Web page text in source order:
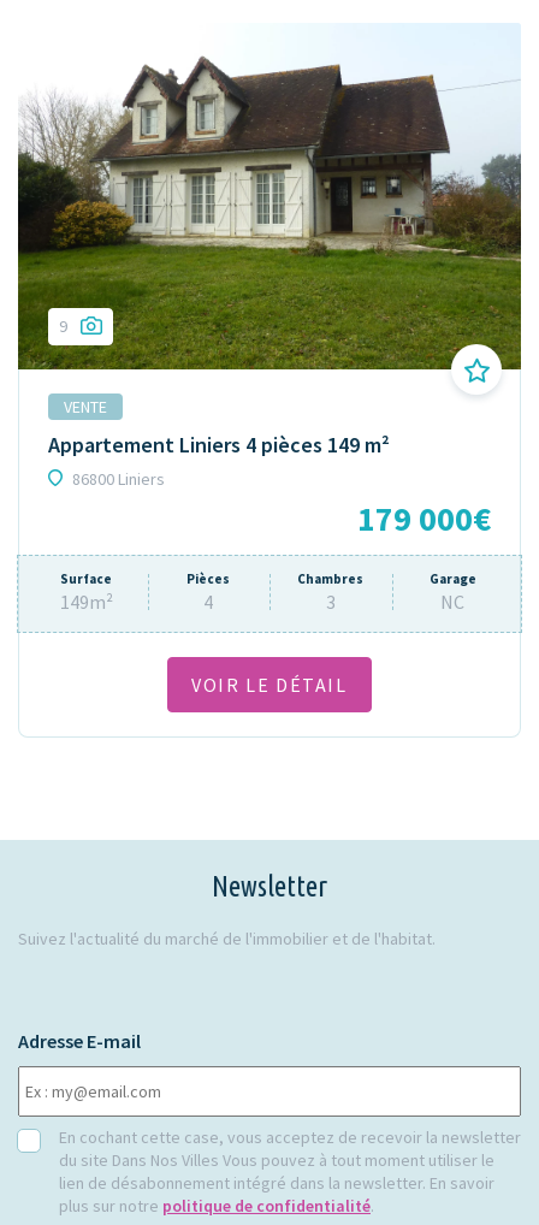
9
VENTE
Appartement Liniers 4 pièces 149 m²
86800 Liniers
179 000€
Surface
149m²
Pièces
4
Chambres
3
Garage
NC
VOIR LE DÉTAIL
Newsletter
Suivez l'actualité du marché de l'immobilier et de l'habitat.
Adresse E-mail
RGPDEn cochant cette case, vous acceptez de recevoir la newsletter
du site Dans Nos Villes Vous pouvez à tout moment utiliser le
lien de désabonnement intégré dans la newsletter. En savoir
plus sur notre politique de confidentialité.